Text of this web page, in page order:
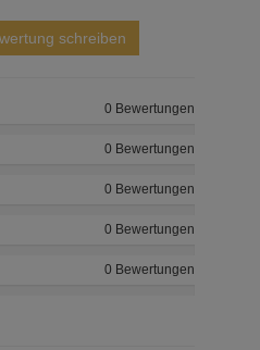
schreiben
0 Bewertungen
0 Bewertungen
0 Bewertungen
0 Bewertungen
0 Bewertungen